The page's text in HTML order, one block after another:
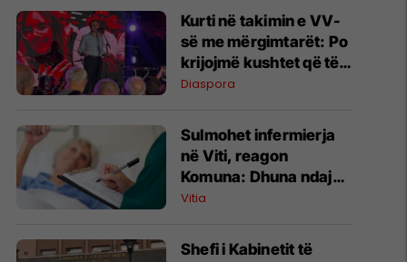
tribunat
Kurti në takimin e VV-
së me mërgimtarët: Po
krijojmë kushtet që të
ktheheni në Kosovë
Diaspora
Sulmohet infermierja
në Viti, reagon
Komuna: Dhuna ndaj
stafit shëndetësor nuk
Vitia
Shefi i Kabinetit të